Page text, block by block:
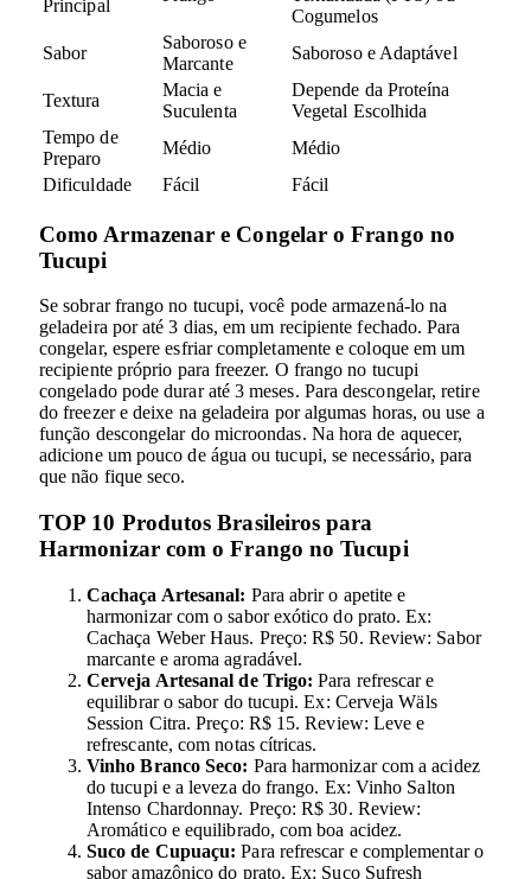
Principal
Cogumelos
Sabor
Saboroso e
Marcante
Saboroso e Adaptável
Textura
Macia e
Suculenta
Depende da Proteína
Vegetal Escolhida
Tempo de
Preparo
Médio
Médio
Dificuldade
Fácil Fácil
Como Armazenar e Congelar o Frango no
Tucupi
Se sobrar frango no tucupi, você pode armazená-lo na
geladeira por até 3 dias, em um recipiente fechado. Para
congelar, espere esfriar completamente e coloque em um
recipiente próprio para freezer. O frango no tucupi
congelado pode durar até 3 meses. Para descongelar, retire
do freezer e deixe na geladeira por algumas horas, ou use a
função descongelar do microondas. Na hora de aquecer,
adicione um pouco de água ou tucupi, se necessário, para
que não fique seco.
TOP 10 Produtos Brasileiros para
Harmonizar com o Frango no Tucupi
Cachaça Artesanal: Para abrir o apetite e
harmonizar com o sabor exótico do prato. Ex:
Cachaça Weber Haus. Preço: R$ 50. Review: Sabor
marcante e aroma agradável.
Cerveja Artesanal de Trigo: Para refrescar e
equilibrar o sabor do tucupi. Ex: Cerveja Wäls
Session Citra. Preço: R$ 15. Review: Leve e
refrescante, com notas cítricas.
Vinho Branco Seco: Para harmonizar com a acidez
do tucupi e a leveza do frango. Ex: Vinho Salton
Intenso Chardonnay. Preço: R$ 30. Review:
Aromático e equilibrado, com boa acidez.
Suco de Cupuaçu: Para refrescar e complementar o
sabor amazônico do prato. Ex: Suco Sufresh